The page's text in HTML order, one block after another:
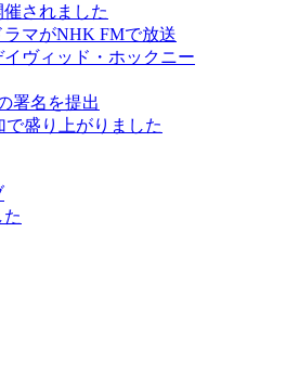
されました
ラマがNHK FMで放送
ヴィッド・ホックニー
署名を提出
で盛り上がりました